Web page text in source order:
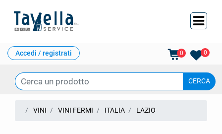
Accedi / registrati 0 0
VINI VINI FERMI ITALIA LAZIO